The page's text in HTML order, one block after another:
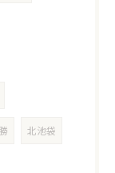
北池袋